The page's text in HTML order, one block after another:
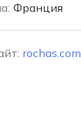
Франция
rochas.com